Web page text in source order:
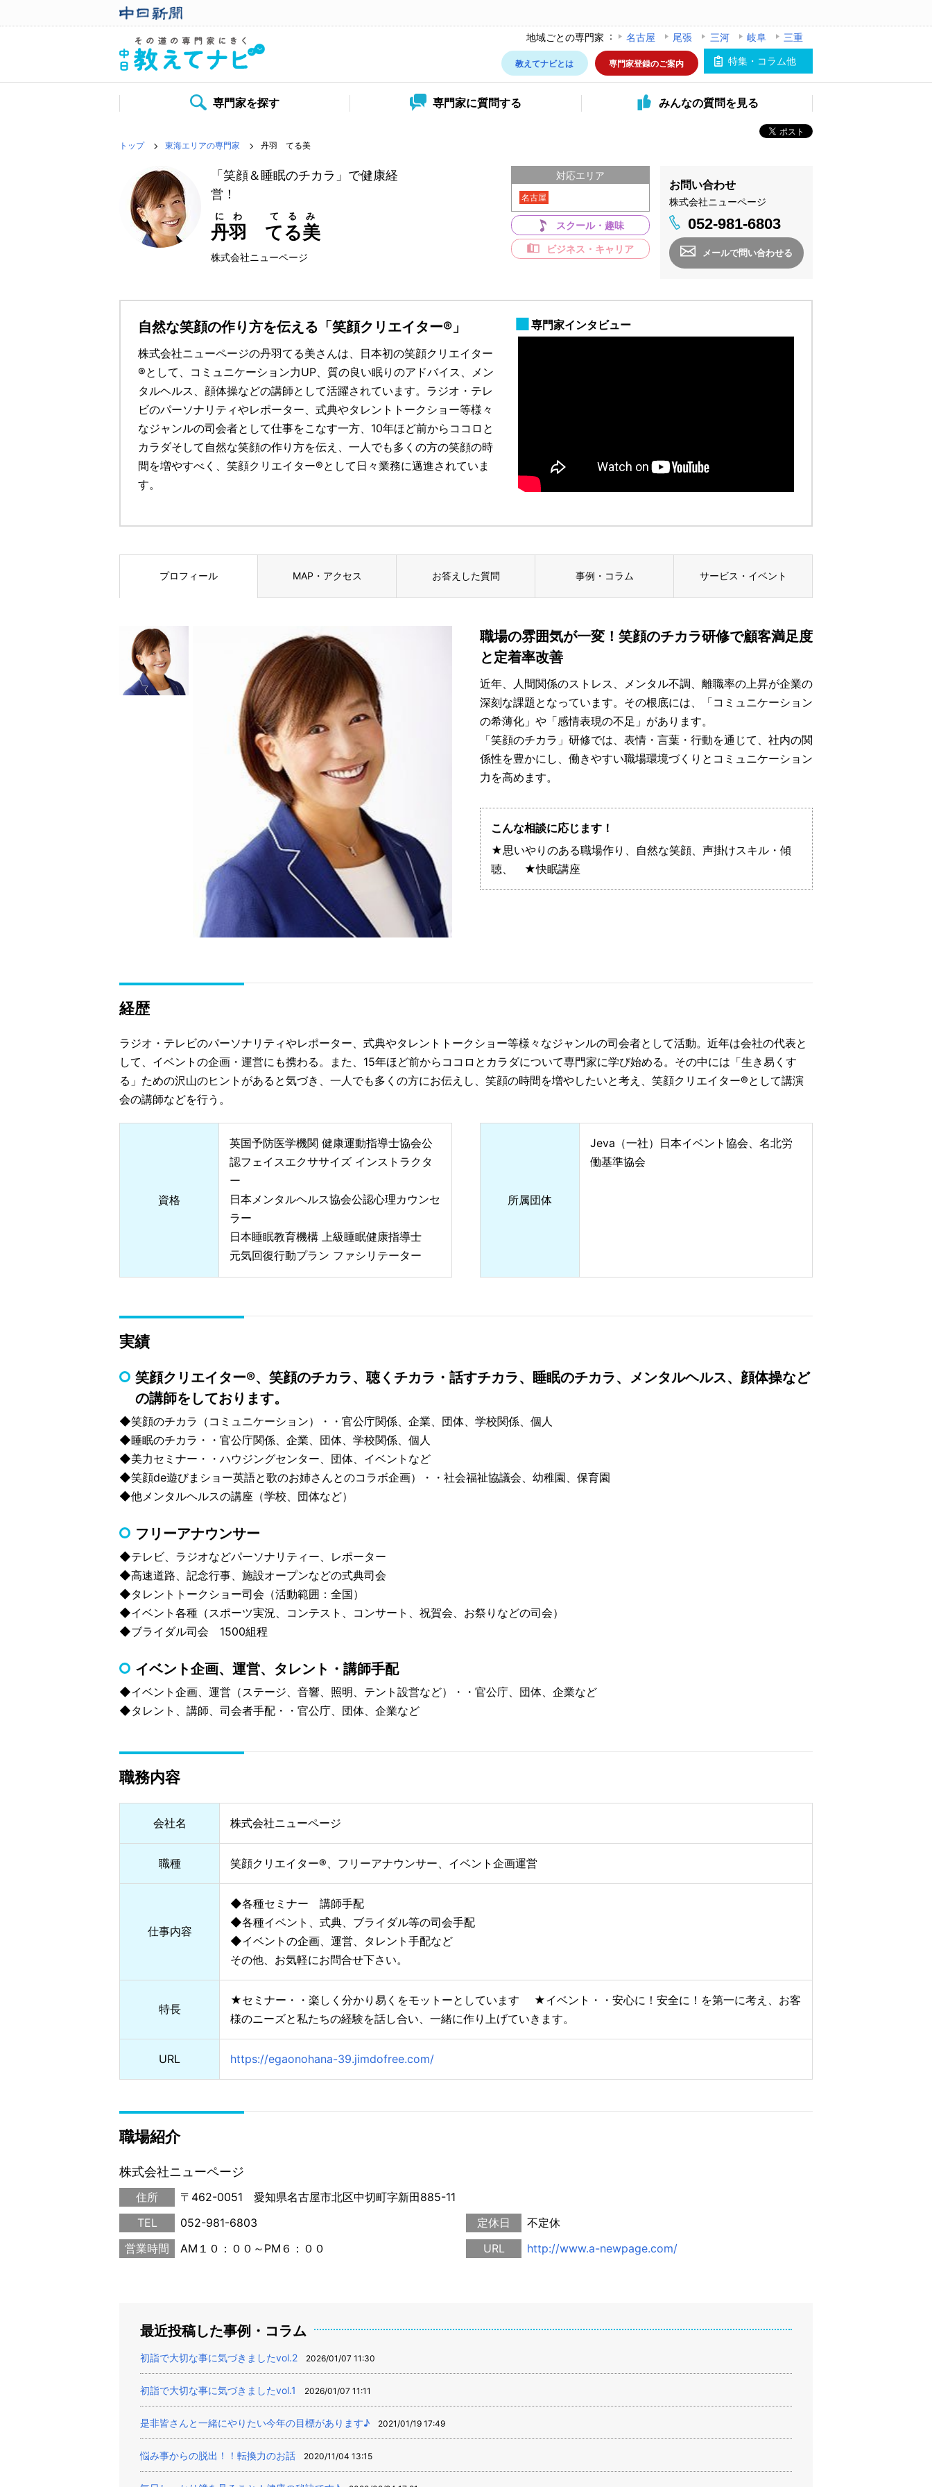
地域ごとの専門家 名古屋 尾張 三河 岐阜
三重
特集・コラム他
教えてナビとは 専門家登録のご案内
専門家を探す 専門家に質問する みんなの質問を見る
トップ 東海エリアの専門家 丹羽 てる美
「笑顔＆睡眠のチカラ」で健康経
営！
丹羽 てる美
にわ てるみ
株式会社ニューページ
お問い合わせ
株式会社ニューページ
052-981-6803
メールで問い合わせる
対応エリア
名古屋
スクール・趣味
ビジネス・キャリア
自然な笑顔の作り方を伝える「笑顔クリエイター®」
株式会社ニューページの丹羽てる美さんは、日本初の笑顔クリエイター
®として、コミュニケーション力UP、質の良い眠りのアドバイス、メン
タルヘルス、顔体操などの講師として活躍されています。ラジオ・テレ
ビのパーソナリティやレポーター、式典やタレントトークショー等様々
なジャンルの司会者として仕事をこなす一方、10年ほど前からココロと
カラダそして自然な笑顔の作り方を伝え、一人でも多くの方の笑顔の時
間を増やすべく、笑顔クリエイター®として日々業務に邁進されていま
す。
専門家インタビュー
プロフィール MAP・アクセス お答えした質問 事例・コラム サービス・イベント
職場の雰囲気が一変！笑顔のチカラ研修で顧客満足度
と定着率改善
近年、人間関係のストレス、メンタル不調、離職率の上昇が企業の
深刻な課題となっています。その根底には、「コミュニケーション
の希薄化」や「感情表現の不足」があります。
「笑顔のチカラ」研修では、表情・言葉・行動を通じて、社内の関
係性を豊かにし、働きやすい職場環境づくりとコミュニケーション
力を高めます。
こんな相談に応じます！
★思いやりのある職場作り、自然な笑顔、声掛けスキル・傾
聴、 ★快眠講座
経歴
ラジオ・テレビのパーソナリティやレポーター、式典やタレントトークショー等様々なジャンルの司会者として活動。近年は会社の代表と
して、イベントの企画・運営にも携わる。また、15年ほど前からココロとカラダについて専門家に学び始める。その中には「生き易くす
る」ための沢山のヒントがあると気づき、一人でも多くの方にお伝えし、笑顔の時間を増やしたいと考え、笑顔クリエイター®として講演
会の講師などを行う。
資格
英国予防医学機関 健康運動指導士協会公
認フェイスエクササイズ インストラクタ
ー
日本メンタルヘルス協会公認心理カウンセ
ラー
日本睡眠教育機構 上級睡眠健康指導士
元気回復行動プラン ファシリテーター
所属団体
Jeva（一社）日本イベント協会、名北労
働基準協会
実績
笑顔クリエイター®、笑顔のチカラ、聴くチカラ・話すチカラ、睡眠のチカラ、メンタルヘルス、顔体操など
の講師をしております。
◆笑顔のチカラ（コミュニケーション）・・官公庁関係、企業、団体、学校関係、個人
◆睡眠のチカラ・・官公庁関係、企業、団体、学校関係、個人
◆美力セミナー・・ハウジングセンター、団体、イベントなど
◆笑顔de遊びまショー英語と歌のお姉さんとのコラボ企画）・・社会福祉協議会、幼稚園、保育園
◆他メンタルヘルスの講座（学校、団体など）
フリーアナウンサー
◆テレビ、ラジオなどパーソナリティー、レポーター
◆高速道路、記念行事、施設オープンなどの式典司会
◆タレントトークショー司会（活動範囲：全国）
◆イベント各種（スポーツ実況、コンテスト、コンサート、祝賀会、お祭りなどの司会）
◆ブライダル司会 1500組程
イベント企画、運営、タレント・講師手配
◆イベント企画、運営（ステージ、音響、照明、テント設営など）・・官公庁、団体、企業など
◆タレント、講師、司会者手配・・官公庁、団体、企業など
職務内容
会社名 株式会社ニューページ
職種 笑顔クリエイター®、フリーアナウンサー、イベント企画運営
仕事内容
◆各種セミナー 講師手配
◆各種イベント、式典、ブライダル等の司会手配
◆イベントの企画、運営、タレント手配など
その他、お気軽にお問合せ下さい。
特長
★セミナー・・楽しく分かり易くをモットーとしています ★イベント・・安心に！安全に！を第一に考え、お客
様のニーズと私たちの経験を話し合い、一緒に作り上げていきます。
URL https://egaonohana-39.jimdofree.com/
職場紹介
株式会社ニューページ
住所
〒462-0051 愛知県名古屋市北区中切町字新田885-11
TEL
052-981-6803 定休日
不定休
営業時間
AM１０：００～PM６：００ URL http://www.a-newpage.com/
最近投稿した事例・コラム
初詣で大切な事に気づきましたvol.2 2026/01/07 11:30
初詣で大切な事に気づきましたvol.1 2026/01/07 11:11
是非皆さんと一緒にやりたい今年の目標があります♪ 2021/01/19 17:49
悩み事からの脱出！！転換力のお話 2020/11/04 13:15